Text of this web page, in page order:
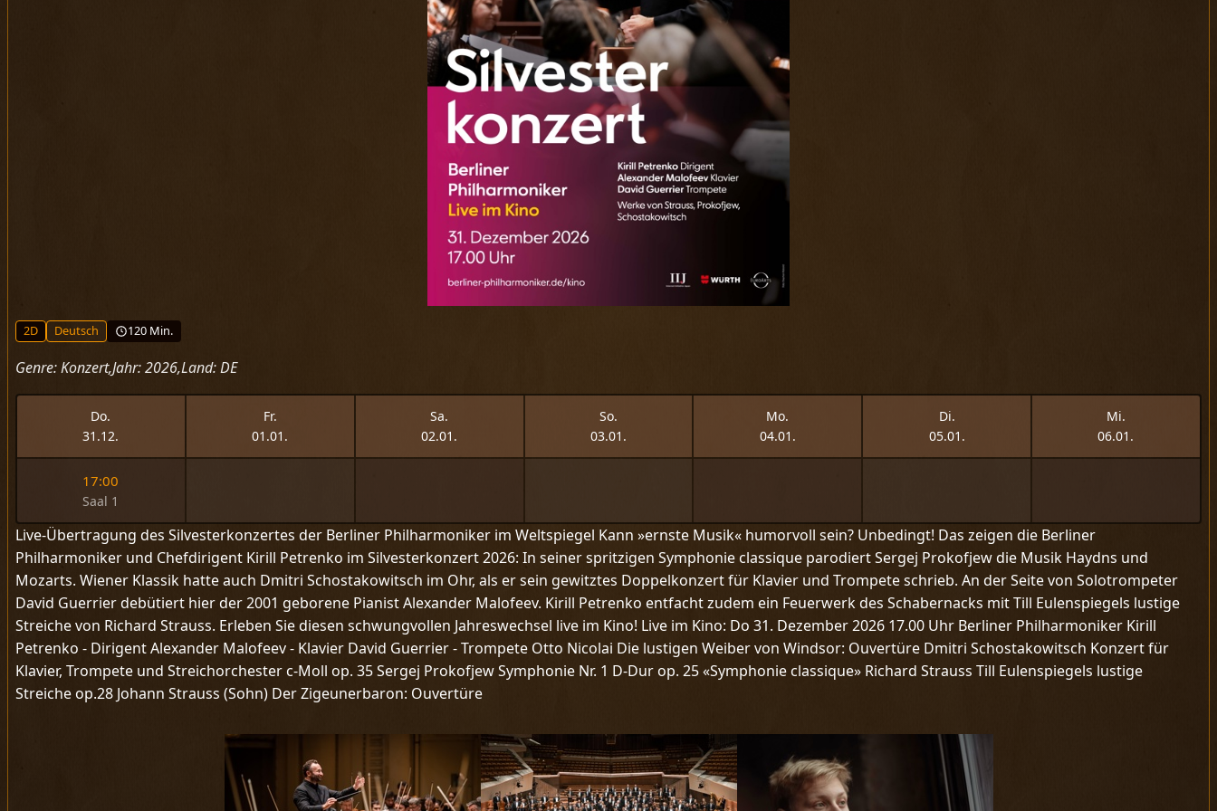
2D Deutsch 120 Min.
Genre:KonzertJahr:2026Land:DE
Do.
31.12.
Fr.
01.01.
Sa.
02.01.
So.
03.01.
Mo.
04.01.
Di.
05.01.
Mi.
06.01.
17:00
Saal 1
Live-Übertragung des Silvesterkonzertes der Berliner Philharmoniker im Weltspiegel Kann »ernste Musik« humorvoll sein? Unbedingt! Das zeigen die Berliner
Philharmoniker und Chefdirigent Kirill Petrenko im Silvesterkonzert 2026: In seiner spritzigen Symphonie classique parodiert Sergej Prokofjew die Musik Haydns und
Mozarts. Wiener Klassik hatte auch Dmitri Schostakowitsch im Ohr, als er sein gewitztes Doppelkonzert für Klavier und Trompete schrieb. An der Seite von Solotrompeter
David Guerrier debütiert hier der 2001 geborene Pianist Alexander Malofeev. Kirill Petrenko entfacht zudem ein Feuerwerk des Schabernacks mit Till Eulenspiegels lustige
Streiche von Richard Strauss. Erleben Sie diesen schwungvollen Jahreswechsel live im Kino! Live im Kino: Do 31. Dezember 2026 17.00 Uhr Berliner Philharmoniker Kirill
Petrenko - Dirigent Alexander Malofeev - Klavier David Guerrier - Trompete Otto Nicolai Die lustigen Weiber von Windsor: Ouvertüre Dmitri Schostakowitsch Konzert für
Klavier, Trompete und Streichorchester c-Moll op. 35 Sergej Prokofjew Symphonie Nr. 1 D-Dur op. 25 «Symphonie classique» Richard Strauss Till Eulenspiegels lustige
Streiche op.28 Johann Strauss (Sohn) Der Zigeunerbaron: Ouvertüre